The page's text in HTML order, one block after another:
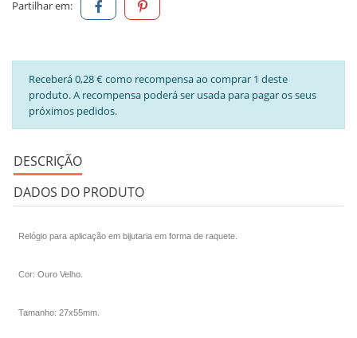
Partilhar em:
Receberá 0,28 € como recompensa ao comprar 1 deste
produto. A recompensa poderá ser usada para pagar os seus
próximos pedidos.
DESCRIÇÃO
DADOS DO PRODUTO
Relógio para aplicação em bijutaria em forma de raquete.
Cor: Ouro Velho.
Tamanho: 27x55mm.